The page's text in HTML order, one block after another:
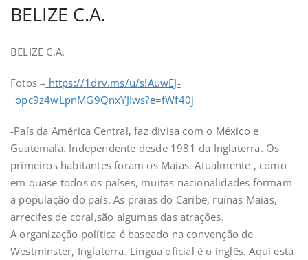
BELIZE C.A.
BELIZE C.A.
Fotos – https://1drv.ms/u/s!AuwEJ-
_opc9z4wLpnMG9QnxYJIws?e=fWf40j
-País da América Central, faz divisa com o México e
Guatemala. Independente desde 1981 da Inglaterra. Os
primeiros habitantes foram os Maias. Atualmente , como
em quase todos os países, muitas nacionalidades formam
a população do país. As praias do Caribe, ruínas Maias,
arrecifes de coral,são algumas das atrações.
A organização política é baseado na convenção de
Westminster, Inglaterra. Língua oficial é o inglês. Aqui está